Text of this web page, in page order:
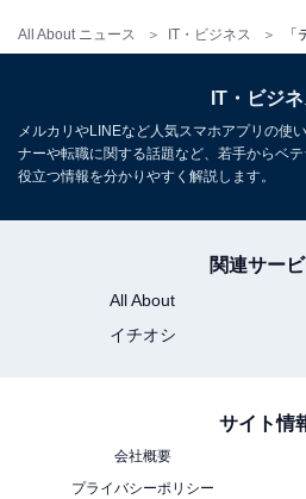
All About ニュース IT・ビジネス
べき変化も見逃してしまうこと
ワーク下ならではの難しさを感
とがわかりました。
部下から上司へはより気をつか
れますが、上司からの声かけだ
軽に相談できるような工夫が必
本調査では、「最も円滑なコミ
IT・ビジ
メルカリやLINEなど人気スマホアプリの使
ナーや転職に関する話題など、若手からベ
役立つ情報を分かりやすく解説します。
関連サー
All About
イチオシ
サイト情
会社概要
プライバシーポリシー